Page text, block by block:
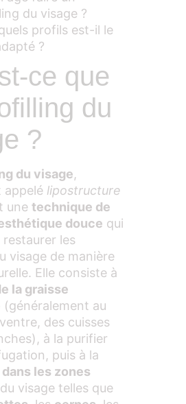
du visage ?
profils est-il le
?
ce que
du
?
du visage,
appelé lipostructure
une technique de
douce qui
les
visage de manière
Elle consiste à
la graisse
(généralement au
des cuisses
à la purifier
puis à la
les zones
du visage telles que